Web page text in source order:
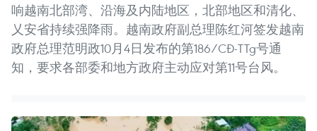
响越南北部湾、沿海及内陆地区，北部地区和清化、
乂安省持续强降雨。越南政府副总理陈红河签发越南
政府总理范明政10月4日发布的第186/CĐ-TTg号通
知，要求各部委和地方政府主动应对第11号台风。